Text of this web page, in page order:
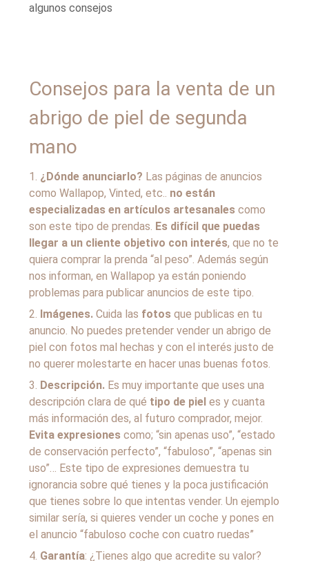
algunos consejos
Consejos para la venta de un
abrigo de piel de segunda
mano
¿Dónde anunciarlo? Las páginas de anuncios
como Wallapop, Vinted, etc.. no están
especializadas en artículos artesanales como
son este tipo de prendas. Es difícil que puedas
llegar a un cliente objetivo con interés, que no te
quiera comprar la prenda “al peso”. Además según
nos informan, en Wallapop ya están poniendo
problemas para publicar anuncios de este tipo.
Imágenes. Cuida las fotos que publicas en tu
anuncio. No puedes pretender vender un abrigo de
piel con fotos mal hechas y con el interés justo de
no querer molestarte en hacer unas buenas fotos.
Descripción. Es muy importante que uses una
descripción clara de qué tipo de piel es y cuanta
más información des, al futuro comprador, mejor.
Evita expresiones como; “sin apenas uso”, “estado
de conservación perfecto”, “fabuloso”, “apenas sin
uso”… Este tipo de expresiones demuestra tu
ignorancia sobre qué tienes y la poca justificación
que tienes sobre lo que intentas vender. Un ejemplo
similar sería, si quieres vender un coche y pones en
el anuncio “fabuloso coche con cuatro ruedas”
Garantía: ¿Tienes algo que acredite su valor?